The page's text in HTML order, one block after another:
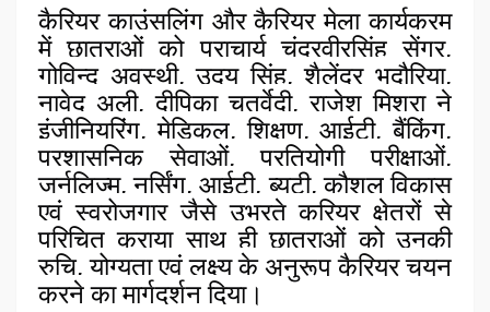
कैरियर काउंसलिंग और कैरियर मेला कार्यक्रम
में छात्राओं को प्राचार्य चंद्रवीरसिंह सेंगर,
गोविन्द अवस्थी, उदय सिंह, शैलेंद्र भदौरिया,
नावेद अली, दीपिका चतुर्वेदी, राजेश मिश्रा ने
इंजीनियरिंग, मेडिकल, शिक्षण, आईटी, बैंकिंग,
प्रशासनिक सेवाओं, प्रतियोगी परीक्षाओं,
जर्नलिज्म, नर्सिंग, आईटी, ब्यूटी, कौशल विकास
एवं स्वरोजगार जैसे उभरते करियर क्षेत्रों से
परिचित कराया साथ ही छात्राओं को उनकी
रुचि, योग्यता एवं लक्ष्य के अनुरूप कैरियर चयन
करने का मार्गदर्शन दिया।